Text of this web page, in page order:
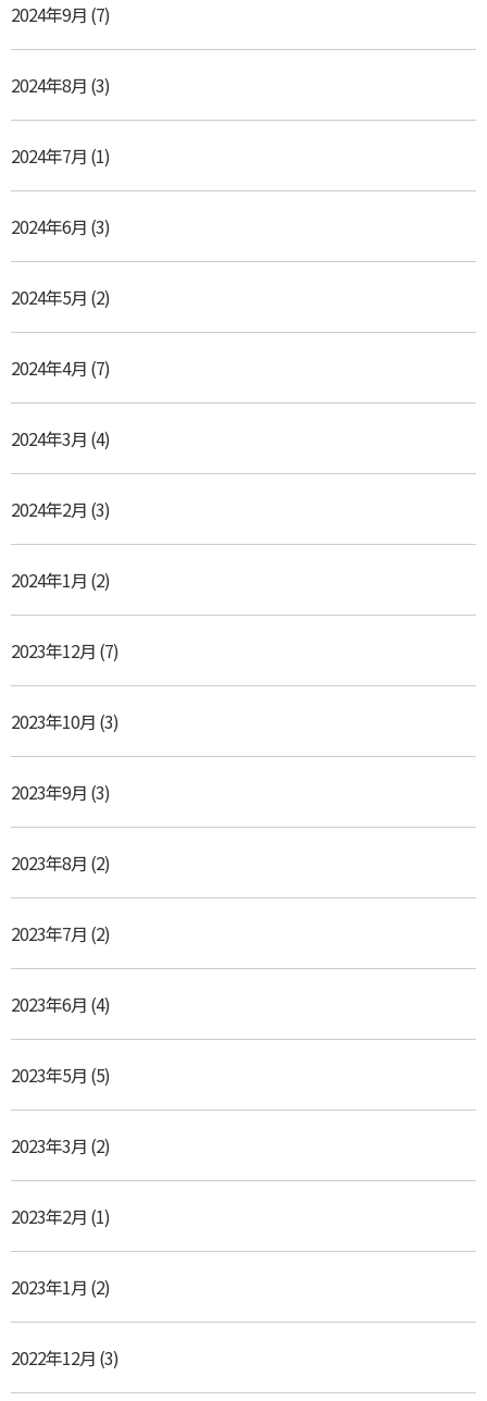
2024年9月 (7)
2024年8月 (3)
2024年7月 (1)
2024年6月 (3)
2024年5月 (2)
2024年4月 (7)
2024年3月 (4)
2024年2月 (3)
2024年1月 (2)
2023年12月 (7)
2023年10月 (3)
2023年9月 (3)
2023年8月 (2)
2023年7月 (2)
2023年6月 (4)
2023年5月 (5)
2023年3月 (2)
2023年2月 (1)
2023年1月 (2)
2022年12月 (3)